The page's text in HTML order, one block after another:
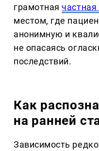
грамотная
местом, где
анонимную и
не опасаясь
последствий.
Как
на ранней
Зависимость